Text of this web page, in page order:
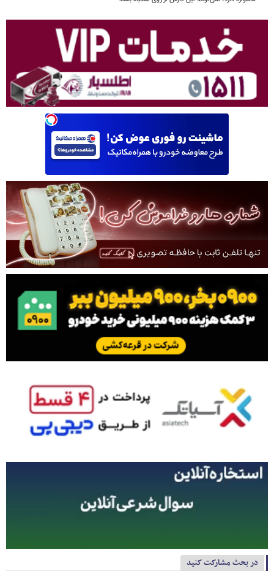
در بحث مشارکت کنید